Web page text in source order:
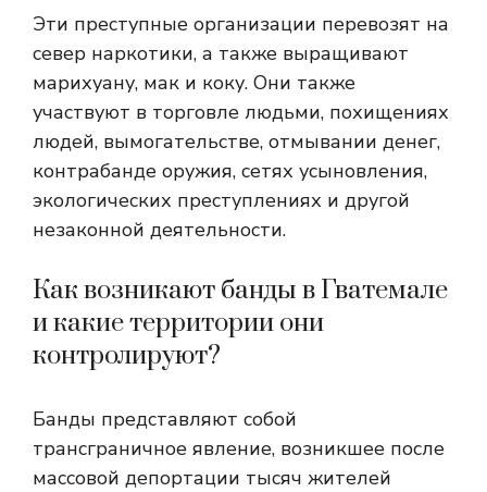
Эти преступные организации перевозят на
север наркотики, а также выращивают
марихуану, мак и коку. Они также
участвуют в торговле людьми, похищениях
людей, вымогательстве, отмывании денег,
контрабанде оружия, сетях усыновления,
экологических преступлениях и другой
незаконной деятельности.
Как возникают банды в Гватемале
и какие территории они
контролируют?
Банды представляют собой
трансграничное явление, возникшее после
массовой депортации тысяч жителей